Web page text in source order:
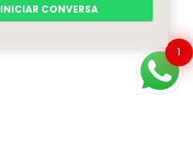
1
INICIAR CONVERSA